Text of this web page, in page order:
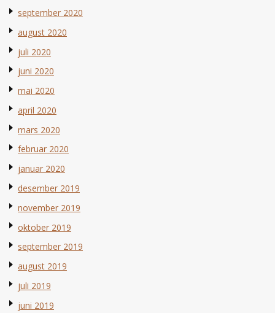
september 2020
august 2020
juli 2020
juni 2020
mai 2020
april 2020
mars 2020
februar 2020
januar 2020
desember 2019
november 2019
oktober 2019
september 2019
august 2019
juli 2019
juni 2019